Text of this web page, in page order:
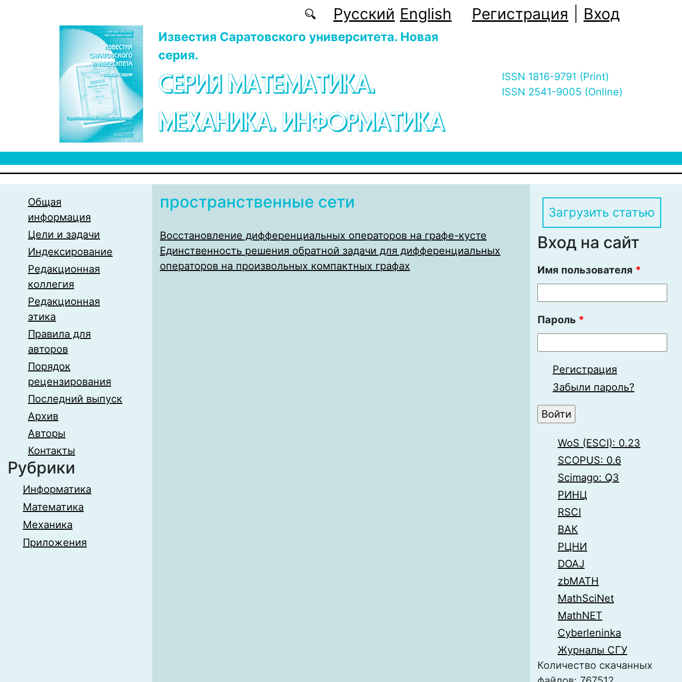
Русский English Регистрация Вход
Известия Саратовского университета. Новая
серия.
СЕРИЯ МАТЕМАТИКА.
МЕХАНИКА. ИНФОРМАТИКА
ISSN 1816-9791 (Print)
ISSN 2541-9005 (Online)
Общая
информация
Цели и задачи
Индексирование
Редакционная
коллегия
Редакционная
этика
Правила для
авторов
Порядок
рецензирования
Последний выпуск
Архив
Авторы
Контакты
Рубрики
Информатика
Математика
Механика
Приложения
пространственные сети
Восстановление дифференциальных операторов на графе-кусте
Единственность решения обратной задачи для дифференциальных
операторов на произвольных компактных графах
Загрузить статью
Вход на сайт
Имя пользователя *
Пароль *
Регистрация
Забыли пароль?
WoS (ESCI): 0.23
SCOPUS: 0.6
Scimago: Q3
РИНЦ
RSCI
ВАК
РЦНИ
DOAJ
zbMATH
MathSciNet
MathNET
Cyberleninka
Журналы СГУ
Количество скачанных